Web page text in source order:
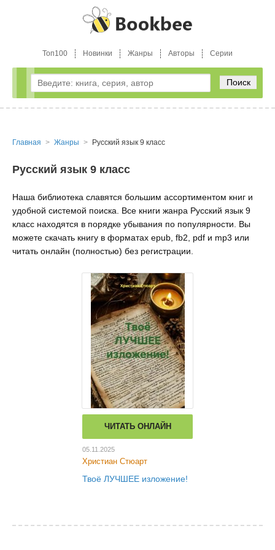
Топ100 Новинки Жанры Авторы Серии
Поиск
Главная Жанры Русский язык 9 класс
Русский язык 9 класс
Наша библиотека славятся большим ассортиментом книг и
удобной системой поиска. Все книги жанра Русский язык 9
класс находятся в порядке убывания по популярности. Вы
можете скачать книгу в форматах epub, fb2, pdf и mp3 или
читать онлайн (полностью) без регистрации.
ЧИТАТЬ ОНЛАЙН
05.11.2025
Христиан Стюарт
Твоё ЛУЧШЕЕ изложение!